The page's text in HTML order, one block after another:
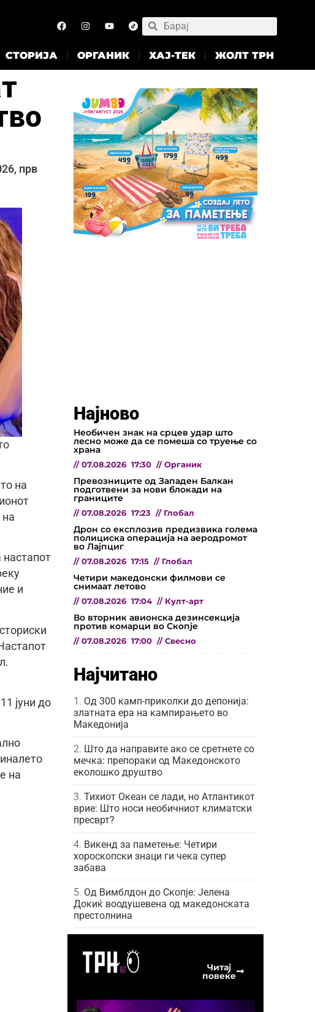
СТОРИЈА ОРГАНИК ХАЈ-ТЕК ЖОЛТ ТРН
прв
на
настапот
и
јуни до
на
Најново
Необичен знак на срцев удар што
лесно може да се помеша со труење со
храна
// 07.08.2026 17:30 // Органик
Превозниците од Западен Балкан
подготвени за нови блокади на
границите
// 07.08.2026 17:23 // Глобал
Дрон со експлозив предизвика голема
полициска операција на аеродромот
во Лајпциг
// 07.08.2026 17:15 // Глобал
Четири македонски филмови се
снимаат летово
// 07.08.2026 17:04 // Култ-арт
Во вторник авионска дезинсекција
против комарци во Скопје
// 07.08.2026 17:00 // Свесно
Најчитано
Од 300 камп-приколки до депонија:
златната ера на кампирањето во
Македонија
Што да направите ако се сретнете со
мечка: препораки од Македонското
еколошко друштво
Тихиот Океан се лади, но Атлантикот
врие: Што носи необичниот климатски
пресврт?
Викенд за паметење: Четири
хороскопски знаци ги чека супер
забава
Од Вимблдон до Скопје: Јелена
Докиќ воодушевена од македонската
престолнина
Читај
повеќе